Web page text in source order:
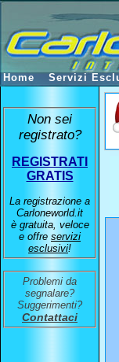
Non sei
registrato?
REGISTRATI
GRATIS
La registrazione a
Carloneworld.it
è gratuita, veloce
e offre servizi
esclusivi!
Problemi da
segnalare?
Suggerimenti?
Contattaci
Home Servizi